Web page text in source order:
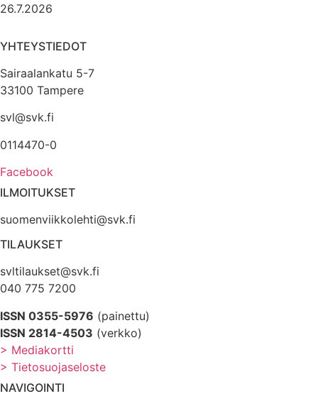
26.7.2026
YHTEYSTIEDOT
Sairaalankatu 5-7
33100 Tampere
svl@svk.fi
0114470-0
Facebook
ILMOITUKSET
suomenviikkolehti@svk.fi
TILAUKSET
svltilaukset@svk.fi
040 775 7200
ISSN 0355-5976 (painettu)
ISSN 2814-4503 (verkko)
> Mediakortti
> Tietosuojaseloste
NAVIGOINTI